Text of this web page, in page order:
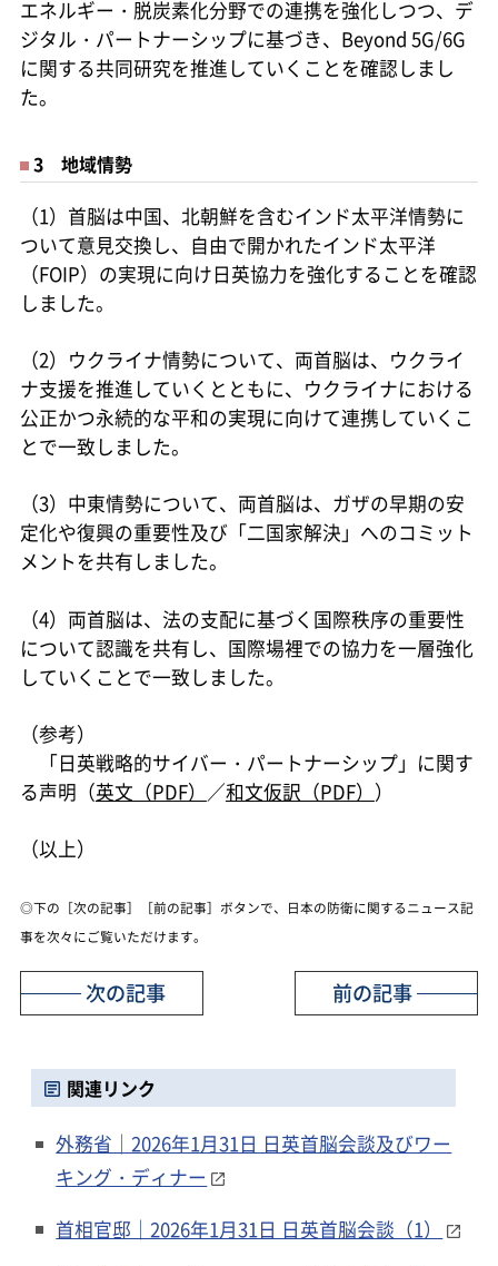
エネルギー・脱炭素化分野での連携を強化しつつ、デ
ジタル・パートナーシップに基づき、Beyond 5G/6G
に関する共同研究を推進していくことを確認しまし
た。
3 地域情勢
（1）首脳は中国、北朝鮮を含むインド太平洋情勢に
ついて意見交換し、自由で開かれたインド太平洋
（FOIP）の実現に向け日英協力を強化することを確認
しました。
（2）ウクライナ情勢について、両首脳は、ウクライ
ナ支援を推進していくとともに、ウクライナにおける
公正かつ永続的な平和の実現に向けて連携していくこ
とで一致しました。
（3）中東情勢について、両首脳は、ガザの早期の安
定化や復興の重要性及び「二国家解決」へのコミット
メントを共有しました。
（4）両首脳は、法の支配に基づく国際秩序の重要性
について認識を共有し、国際場裡での協力を一層強化
していくことで一致しました。
（参考）
「日英戦略的サイバー・パートナーシップ」に関す
る声明（英文（PDF） ／和文仮訳（PDF） ）
（以上）
◎下の［次の記事］［前の記事］ボタンで、日本の防衛に関するニュース記
事を次々にご覧いただけます。
前の記事
次の記事
関連リンク
外務省｜2026年1月31日 日英首脳会談及びワー
キング・ディナー
首相官邸｜2026年1月31日 日英首脳会談（1）